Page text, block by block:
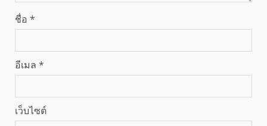
ชื่อ *
อีเมล *
เว็บไซต์